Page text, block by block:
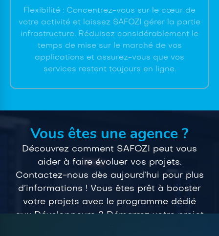
Flexibilité : Concentrez-vous sur le cœur de
votre activité et laissez SAFOZI gérer la partie
infrastructure. Réduisez considérablement le
temps de mise sur le marché de vos
applications et assurez-vous que vos
services restent toujours en ligne.
Vous êtes une agence ?
Découvrez comment SAFOZI peut vous
aider à faire évoluer vos projets.
Contactez-nous dès aujourd’hui pour plus
d’informations ! Vous êtes prêt à booster
votre projets avec le programme dédié
aux Développeurs ? Démarrez votre projet